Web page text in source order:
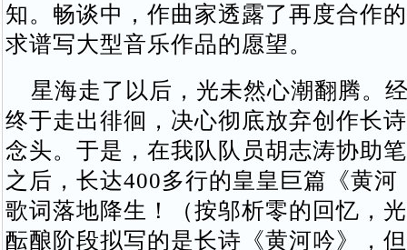
知。畅谈中，作曲家透露了再度合作
求谱写大型音乐作品的愿望。
星海走了以后，光未然心潮翻腾。
终于走出徘徊，决心彻底放弃创作长
念头。于是，在我队队员胡志涛协助
之后，长达400多行的皇皇巨篇《黄河
歌词落地降生！（按邬析零的回忆，
酝酿阶段拟写的是长诗《黄河吟》，